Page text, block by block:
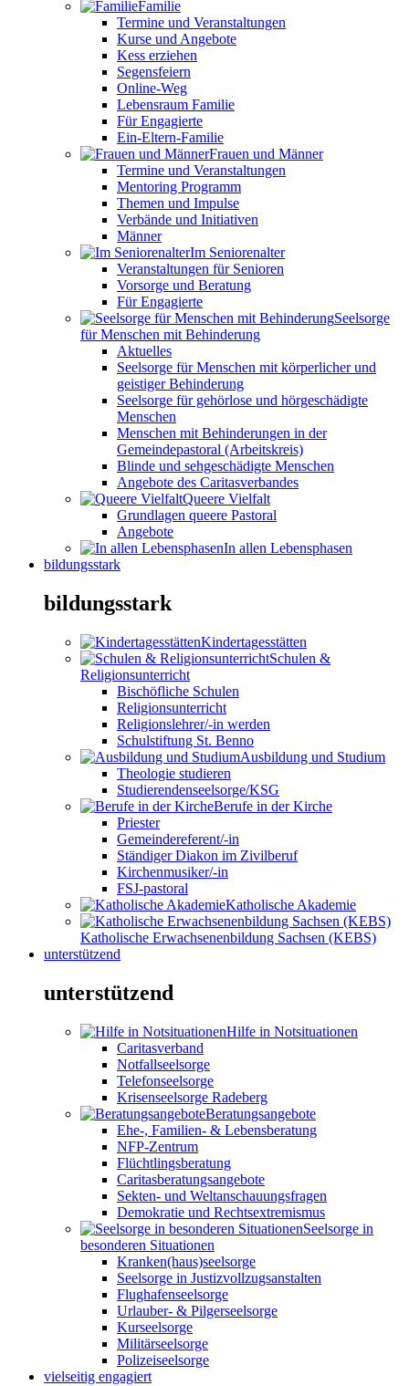
Familie
Termine und Veranstaltungen
Kurse und Angebote
Kess erziehen
Segensfeiern
Online-Weg
Lebensraum Familie
Für Engagierte
Ein-Eltern-Familie
Frauen und Männer
Termine und Veranstaltungen
Mentoring Programm
Themen und Impulse
Verbände und Initiativen
Männer
Im Seniorenalter
Veranstaltungen für Senioren
Vorsorge und Beratung
Für Engagierte
Seelsorge
für Menschen mit Behinderung
Aktuelles
Seelsorge für Menschen mit körperlicher und
geistiger Behinderung
Seelsorge für gehörlose und hörgeschädigte
Menschen
Menschen mit Behinderungen in der
Gemeindepastoral (Arbeitskreis)
Blinde und sehgeschädigte Menschen
Angebote des Caritasverbandes
Queere Vielfalt
Grundlagen queere Pastoral
Angebote
In allen Lebensphasen
bildungsstark
bildungsstark
Kindertagesstätten
Schulen &
Religionsunterricht
Bischöfliche Schulen
Religionsunterricht
Religionslehrer/-in werden
Schulstiftung St. Benno
Ausbildung und Studium
Theologie studieren
Studierendenseelsorge/KSG
Berufe in der Kirche
Priester
Gemeindereferent/-in
Ständiger Diakon im Zivilberuf
Kirchenmusiker/-in
FSJ-pastoral
Katholische Akademie
Katholische Erwachsenenbildung Sachsen (KEBS)
unterstützend
unterstützend
Hilfe in Notsituationen
Caritasverband
Notfallseelsorge
Telefonseelsorge
Krisenseelsorge Radeberg
Beratungsangebote
Ehe-, Familien- & Lebensberatung
NFP-Zentrum
Flüchtlingsberatung
Caritasberatungsangebote
Sekten- und Weltanschauungsfragen
Demokratie und Rechtsextremismus
Seelsorge in
besonderen Situationen
Kranken(haus)seelsorge
Seelsorge in Justizvollzugsanstalten
Flughafenseelsorge
Urlauber- & Pilgerseelsorge
Kurseelsorge
Militärseelsorge
Polizeiseelsorge
vielseitig engagiert